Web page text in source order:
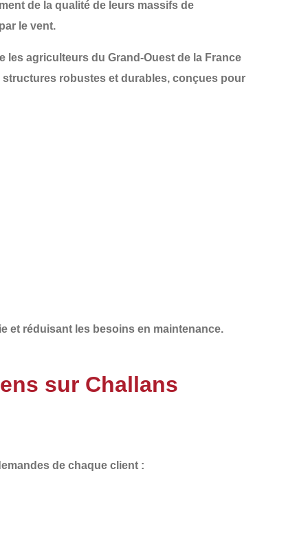
de la qualité de leurs massifs de
le vent.
les agriculteurs du Grand-Ouest de la France
robustes et durables, conçues pour
et réduisant les besoins en maintenance.
sur Challans
de chaque client :